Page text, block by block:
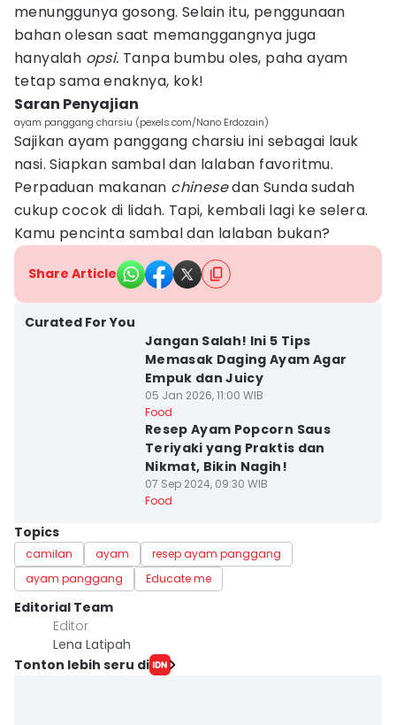
menunggunya gosong. Selain itu, penggunaan
bahan olesan saat memanggangnya juga
hanyalah opsi. Tanpa bumbu oles, paha ayam
tetap sama enaknya, kok!
Saran Penyajian
ayam panggang charsiu (pexels.com/Nano Erdozain)
Sajikan ayam panggang charsiu ini sebagai lauk
nasi. Siapkan sambal dan lalaban favoritmu.
Perpaduan makanan chinesedan Sunda sudah
cukup cocok di lidah. Tapi, kembali lagi ke selera.
Kamu pencinta sambal dan lalaban bukan?
Share Article
Curated For You
Jangan Salah! Ini 5 Tips
Memasak Daging Ayam Agar
Empuk dan Juicy
05 Jan 2026, 11:00 WIB
Food
Resep Ayam Popcorn Saus
Teriyaki yang Praktis dan
Nikmat, Bikin Nagih!
07 Sep 2024, 09:30 WIB
Food
Topics
camilan ayam
resep ayam panggang
ayam panggang
Educate me
Editorial Team
Editor
Lena Latipah
Tonton lebih seru di